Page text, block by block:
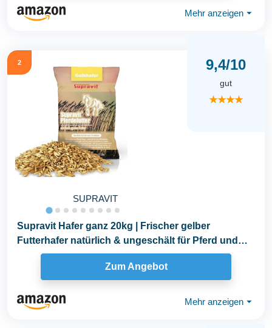
Mehr anzeigen ⏷
2
SUPRAVIT
9,4/10
gut
★★★★
Supravit Hafer ganz 20kg | Frischer gelber
Futterhafer natürlich & ungeschält für Pferd und
Pony...
Zum Angebot
Mehr anzeigen ⏷